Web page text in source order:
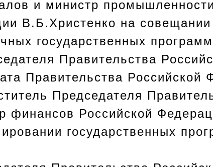
и министр промышленности
В.Б.Христенко на
государственных программ